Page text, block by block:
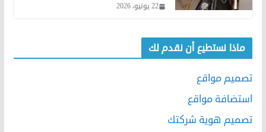
22 يونيو، 2026
ماذا نستطيع أن نقدم لك
تصميم مواقع
استضافة مواقع
تصميم هوية شركتك